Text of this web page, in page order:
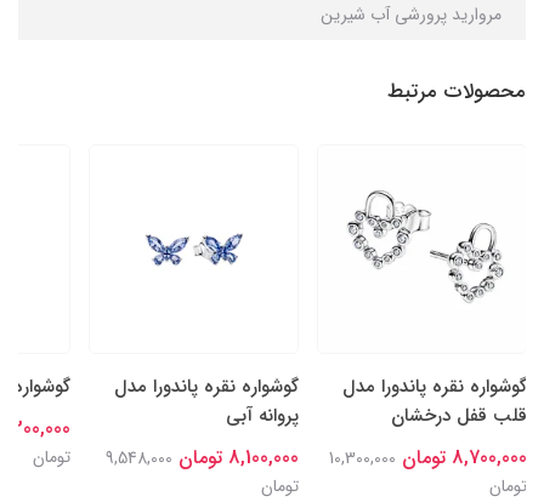
مروارید پرورشی آب شیرین
محصولات مرتبط
گوشواره نقره پاندورا مدل
قلب قفل درخشان
8,700,000 تومان
10,300,000
تومان
گوشواره نقره پاندورا مدل
پروانه آبی
8,100,000 تومان
9,548,000
تومان
گوشواره
8,300,000
تومان